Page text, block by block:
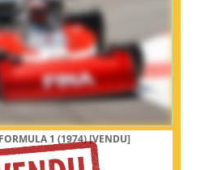
1 (1974)[VENDU]